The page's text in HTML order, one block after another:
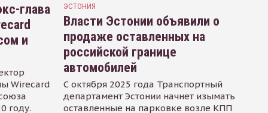
глава
и
Wirecard
году.
ЭСТОНИЯ
Власти Эстонии объявили о
продаже оставленных на
российской границе
автомобилей
С октября 2025 года Транспортный
департамент Эстонии начнет изымать
оставленные на парковке возле КПП